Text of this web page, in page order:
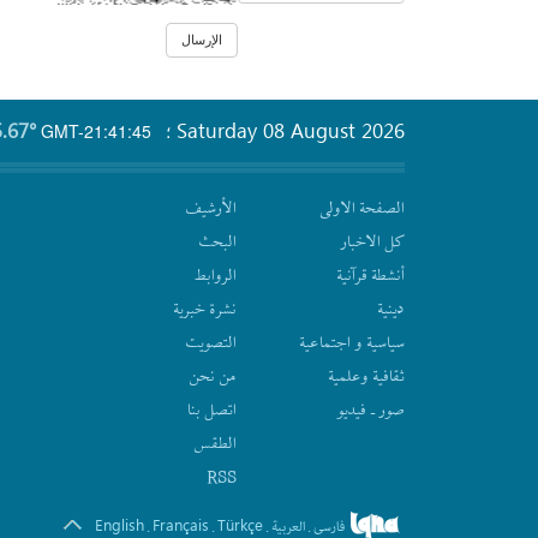
GMT-21:41:45 Saturday 08 August 2026 ؛
الصفحة الاولى
كل الاخبار
أنشطة قرآنیة
دينية
سیاسیة و اجتماعیة
ثقافیة وعلمیة
صور ـ فيديو
الأرشیف
البحث
الروابط
نشرة‌ خبریة
التصويت
من نحن
اتصل بنا
الطقس
RSS
فارسی. العربیة .
Türkçe
.
Français
.
English